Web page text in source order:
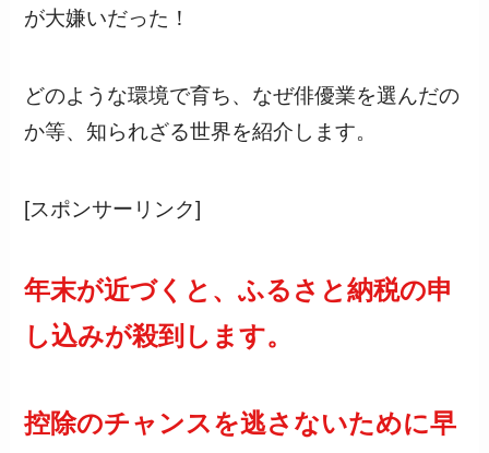
が大嫌いだった！
どのような環境で育ち、なぜ俳優業を選んだの
か等、知られざる世界を紹介します。
[スポンサーリンク]
年末が近づくと、ふるさと納税の申
し込みが殺到します。
控除のチャンスを逃さないために早